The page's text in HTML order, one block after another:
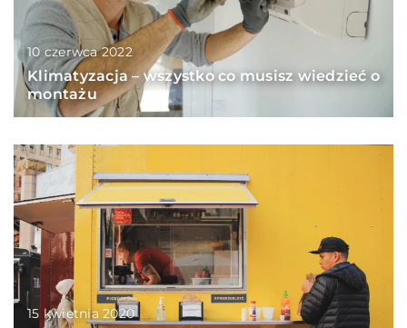
10 czerwca 2022
Klimatyzacja – wszystko co musisz wiedzieć o
montażu
15 kwietnia 2020